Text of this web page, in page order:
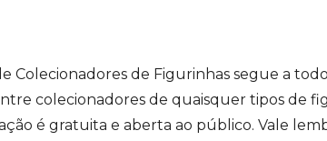
Colecionadores de Figurinhas segue a
colecionadores de quaisquer tipos de
é gratuita e aberta ao público. Vale